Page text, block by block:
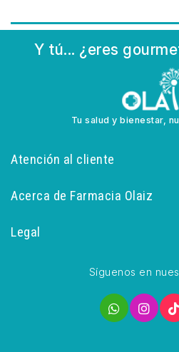
Y tú... ¿eres
Tu salud y bienestar,
Atención al cliente
Acerca de Farmacia Olaiz
Legal
Síguenos en